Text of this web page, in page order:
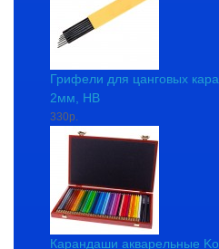
Грифели для цанговых
2мм, HB
330р.
Карандаши акварельные